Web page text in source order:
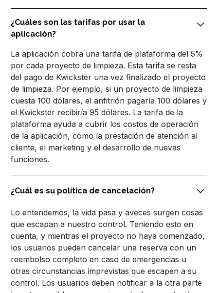
¿Cuáles son las tarifas por usar la
aplicación?
La aplicación cobra una tarifa de plataforma del 5%
por cada proyecto de limpieza. Esta tarifa se resta
del pago de Kwickster una vez finalizado el proyecto
de limpieza. Por ejemplo, si un proyecto de limpieza
cuesta 100 dólares, el anfitrión pagaría 100 dólares y
el Kwickster recibiría 95 dólares. La tarifa de la
plataforma ayuda a cubrir los costos de operación
de la aplicación, como la prestación de atención al
cliente, el marketing y el desarrollo de nuevas
funciones.
¿Cuál es su política de cancelación?
Lo entendemos, la vida pasa y aveces surgen cosas
que escapan a nuestro control. Teniendo esto en
cuenta, y mientras el proyecto no haya comenzado,
los usuarios pueden cancelar una reserva con un
reembolso completo en caso de emergencias u
otras circunstancias imprevistas que escapen a su
control. Los usuarios deben notificar a la otra parte